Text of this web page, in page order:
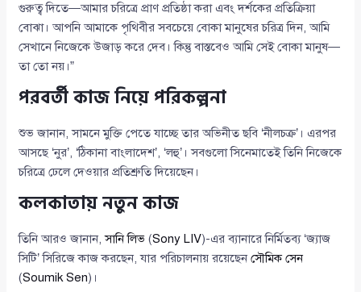
গুরুত্ব দিতে—আমার চরিত্রে প্রাণ প্রতিষ্ঠা করা এবং দর্শকের প্রতিক্রিয়া
বোঝা। আপনি আমাকে পৃথিবীর সবচেয়ে বোকা মানুষের চরিত্র দিন, আমি
সেখানে নিজেকে উজাড় করে দেব। কিন্তু বাস্তবেও আমি সেই বোকা মানুষ—
তা তো নয়।”
পরবর্তী কাজ নিয়ে পরিকল্পনা
শুভ জানান, সামনে মুক্তি পেতে যাচ্ছে তার অভিনীত ছবি ‘নীলচক্র’। এরপর
আসছে ‘নুর’, ‘ঠিকানা বাংলাদেশ’, ‘লহু’। সবগুলো সিনেমাতেই তিনি নিজেকে
চরিত্রে ঢেলে দেওয়ার প্রতিশ্রুতি দিয়েছেন।
কলকাতায় নতুন কাজ
তিনি আরও জানান,সানি লিভ (Sony LIV)-এর ব্যানারে নির্মিতব্য ‘জ্যাজ
সিটি’ সিরিজে কাজ করছেন, যার পরিচালনায় রয়েছেনসৌমিক সেন
(Soumik Sen)।